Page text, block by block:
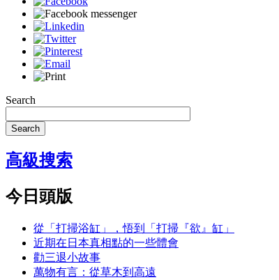
Search
Search
高級搜索
今日頭版
從「打掃浴缸」，悟到「打掃『欲』缸」
近期在日本真相點的一些體會
勸三退小故事
萬物有言：從草木到高遠